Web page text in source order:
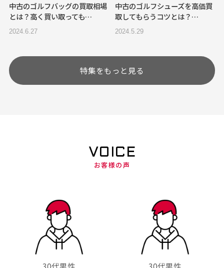
中古のゴルフバッグの買取相場
とは？高く買い取っても…
2024.6.27
中古のゴルフシューズを高価買
取してもらうコツとは？…
2024.5.29
特集をもっと見る
VOICE
お客様の声